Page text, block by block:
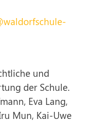
und
der Schule.
Eva Lang,
Mun, Kai-Uwe